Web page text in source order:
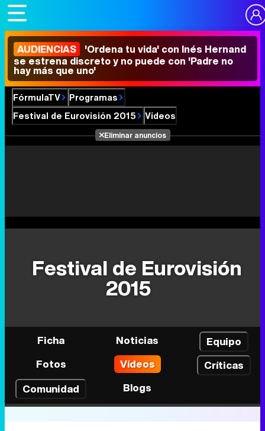
AUDIENCIAS 'Ordena tu vida' con Inés Hernand
se estrena discreto y no puede con 'Padre no
hay más que uno'
FórmulaTV
Programas
Festival de Eurovisión 2015
Vídeos
Eliminar anuncios
Festival de Eurovisión
2015
Ficha Noticias
Equipo
Fotos
Vídeos
Críticas
Comunidad
Blogs